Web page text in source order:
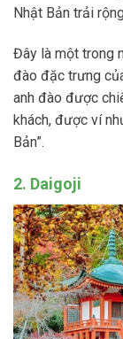
Nhật Bản trải
Đây là một trong
đào đặc trưng
anh đào được
khách, được ví
Bản”.
2. Daigoji